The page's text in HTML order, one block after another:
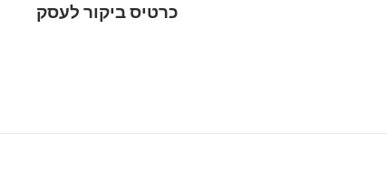
כרטיס ביקור לעסק